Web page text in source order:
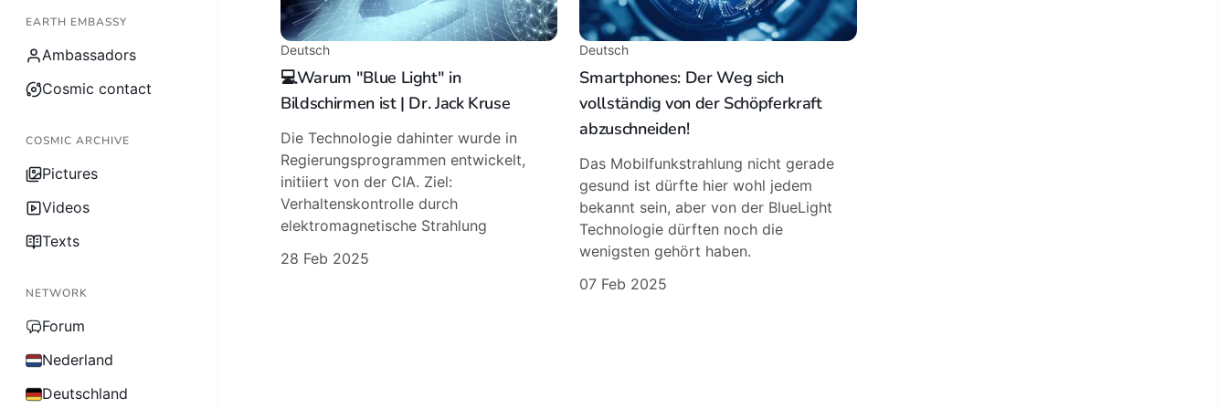
EARTH EMBASSY
Ambassadors
Cosmic contact
COSMIC ARCHIVE
Pictures
Videos
Texts
NETWORK
Forum
Nederland
Deutschland
Deutsch
💻Warum "Blue Light" in
Bildschirmen ist | Dr. Jack Kruse
Die Technologie dahinter wurde in
Regierungsprogrammen entwickelt,
initiiert von der CIA. Ziel:
Verhaltenskontrolle durch
elektromagnetische Strahlung
28 Feb 2025
Deutsch
Smartphones: Der Weg sich
vollständig von der Schöpferkraft
abzuschneiden!
Das Mobilfunkstrahlung nicht gerade
gesund ist dürfte hier wohl jedem
bekannt sein, aber von der BlueLight
Technologie dürften noch die
wenigsten gehört haben.
07 Feb 2025